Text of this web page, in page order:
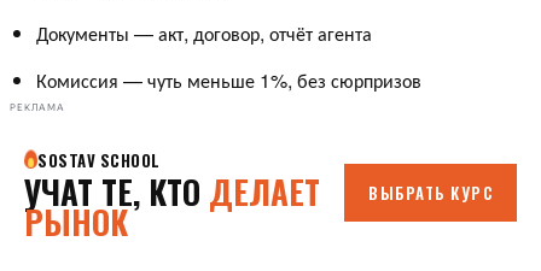
Документы — акт, договор, отчёт агента
Комиссия — чуть меньше 1%, без сюрпризов
РЕКЛАМА